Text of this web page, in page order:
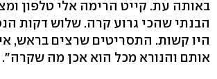
באותה עת. קייט הרימה אלי טלפון
הבנתי שהכי גרוע קרה. שלוש דקות
היו קשות. התסריטים שרצים בראש,
אותם והנורא מכל הוא אכן מה שקרה".